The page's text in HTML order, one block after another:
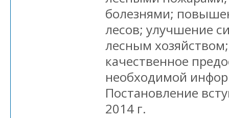
болезнями;
лесов; улучшение
лесным
качественное
необходимой
Постановление
2014 г.